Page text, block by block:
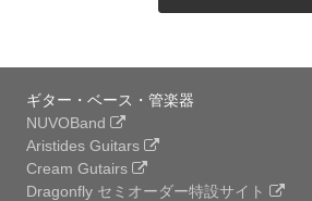
ギター・ベース・管楽器
NUVOBand
Aristides Guitars
Cream Gutairs
Dragonfly セミオーダー特設サイト